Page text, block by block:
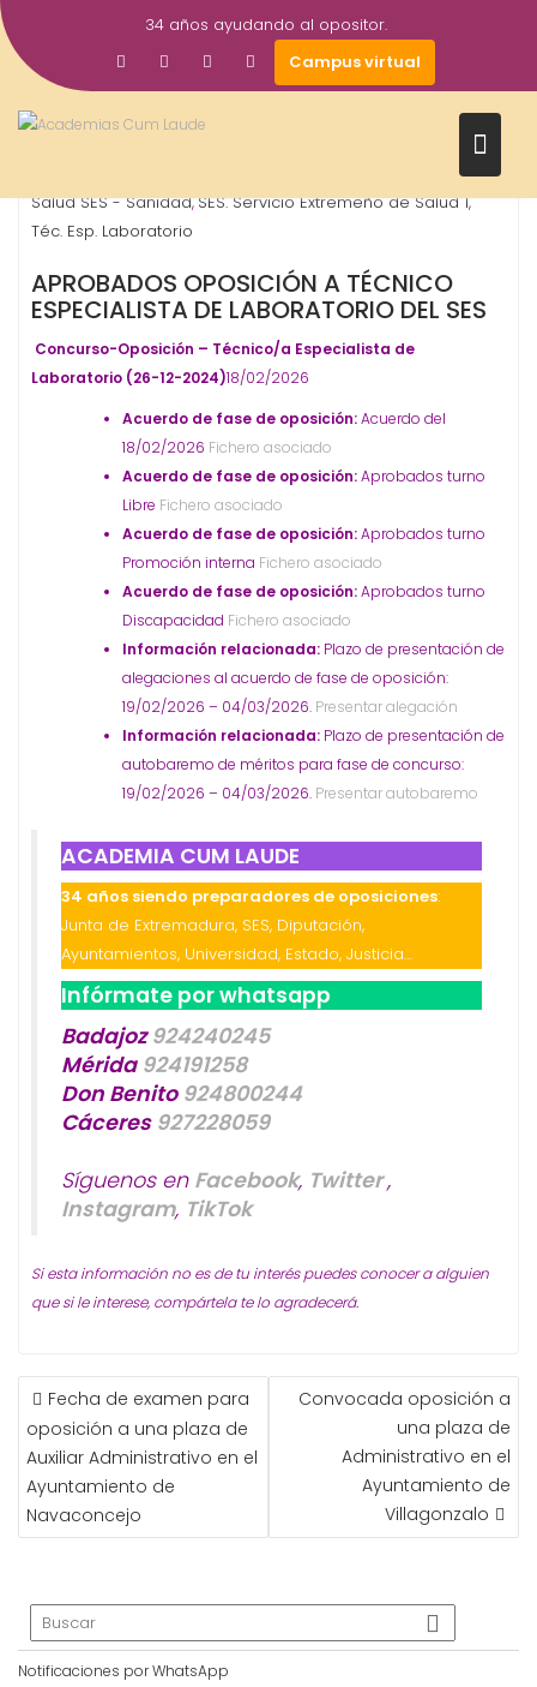
Saltar
al
contenido
34 años ayudando al opositor.
Campus virtual
Feb
2026
Gestor AcademiasCumLaude
Servicio Extremeño de
Salud SES - Sanidad,SES. Servicio Extremeño de Salud 1,
Téc. Esp. Laboratorio
APROBADOS OPOSICIÓN A TÉCNICO
ESPECIALISTA DE LABORATORIO DEL SES
Concurso-Oposición – Técnico/a Especialista de
Laboratorio (26-12-2024)18/02/2026
Acuerdo de fase de oposición:Acuerdo del
18/02/2026 Fichero asociado
Acuerdo de fase de oposición:Aprobados turno
Libre Fichero asociado
Acuerdo de fase de oposición:Aprobados turno
Promoción interna Fichero asociado
Acuerdo de fase de oposición:Aprobados turno
Discapacidad Fichero asociado
Información relacionada: Plazo de presentación de
alegaciones al acuerdo de fase de oposición:
19/02/2026 – 04/03/2026. Presentar alegación
Información relacionada: Plazo de presentación de
autobaremo de méritos para fase de concurso:
19/02/2026 – 04/03/2026. Presentar autobaremo
ACADEMIA CUM LAUDE
34 años siendo preparadores de oposiciones:
Junta de Extremadura, SES, Diputación,
Ayuntamientos, Universidad, Estado, Justicia…
Infórmate por whatsapp
Badajoz924240245
Mérida 924191258
Don Benito 924800244
Cáceres 927228059
Síguenos en Facebook, Twitter,
Instagram, TikTok
Si esta información no es de tu interés puedes conocer a alguien
que si le interese, compártela te lo agradecerá.
NAVEGACIÓN
DE
ENTRADAS
Fecha de examen para
oposición a una plaza de
Auxiliar Administrativo en el
Ayuntamiento de
Navaconcejo
Convocada oposición a
una plaza de
Administrativo en el
Ayuntamiento de
Villagonzalo
Notificaciones por WhatsApp